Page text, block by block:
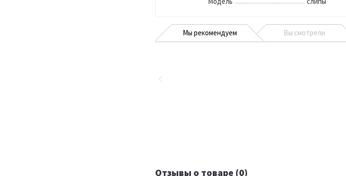
Мы рекомендуем Вы смотрели
Отзывы о товаре (0)